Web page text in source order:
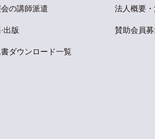
の講師派遣
出版
ダウンロード一覧
法人概要
賛助会員